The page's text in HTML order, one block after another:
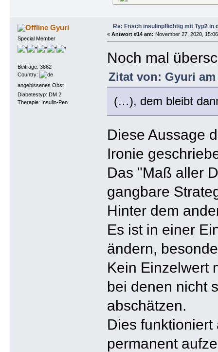
Gyuri
Special Member
Beiträge: 3862
Country:
angebissenes Obst
Diabetestyp: DM 2
Therapie: Insulin-Pen
Re: Frisch insulinpflichtig mit Typ2 in
« Antwort #14 am: November 27, 2020,
Noch mal
Zitat von: Gyuri am
(…), dem bleibt
Diese Aussage
Ironie
Das "Maß aller
gangbare
Hinter dem
Es ist in einer
ändern,
Kein Einzelwert
bei denen nicht
abschätzen.
Dies
permanent